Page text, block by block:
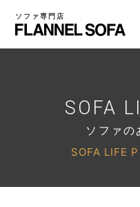
ソファ専門店
SOFA
ソファの
SOFA LIFE